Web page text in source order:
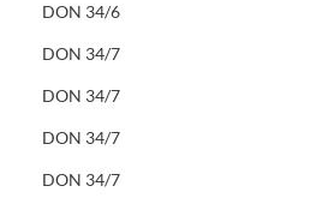
DON 34/6
DON 34/7
DON 34/7
DON 34/7
DON 34/7